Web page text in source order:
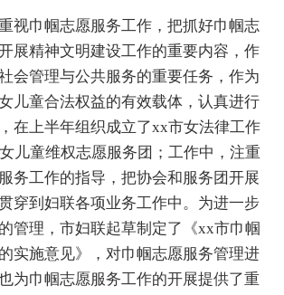
视巾帼志愿服务工作，把抓好巾帼志
展精神文明建设工作的重要内容，作
会管理与公共服务的重要任务，作为
儿童合法权益的有效载体，认真进行
在上半年组织成立了xx市女法律工作
儿童维权志愿服务团；工作中，注重
务工作的指导，把协会和服务团开展
穿到妇联各项业务工作中。为进一步
管理，市妇联起草制定了《xx市巾帼
实施意见》，对巾帼志愿服务管理进
为巾帼志愿服务工作的开展提供了重